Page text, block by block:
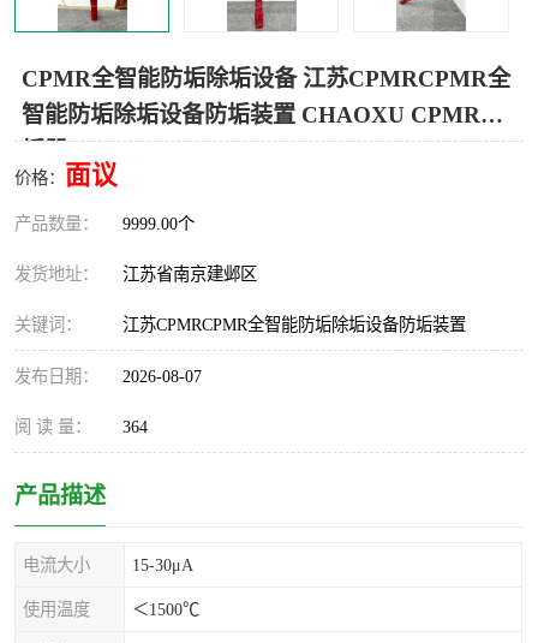
CPMR全智能防垢除垢设备 江苏CPMRCPMR全
智能防垢除垢设备防垢装置 CHAOXU CPMR防
价格： 面议
产品数量： 9999.00个
发货地址： 江苏省南京建邺区
关键词： 江苏CPMRCPMR全智能防垢除垢设备防垢装置
发布日期： 2026-08-07
阅 读 量： 364
产品描述
电流大小 15-30μA
使用温度 ＜1500℃